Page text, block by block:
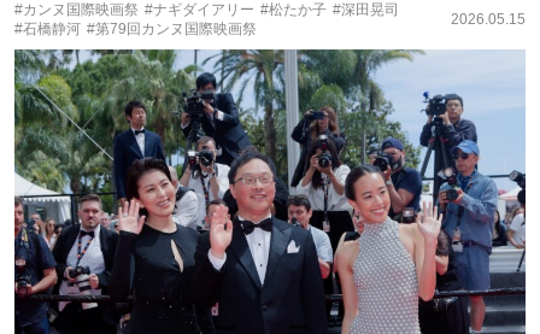
#カンヌ国際映画祭 #ナギダイアリー #松たか子 #深田晃司
#石橋静河 #第79回カンヌ国際映画祭
2026.05.15